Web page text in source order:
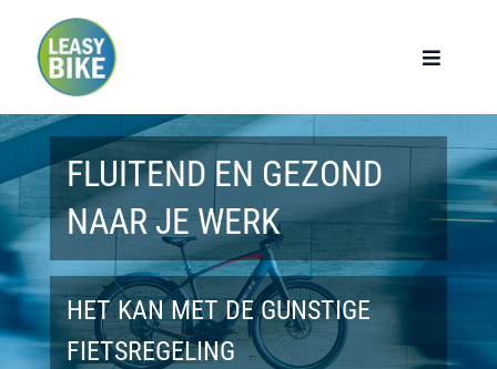
Toggle
Home
Werknemers
Werkgevers
Privé lease
FLUITEND EN GEZOND
NAAR JE WERK
HET KAN MET DE GUNSTIGE
FIETSREGELING